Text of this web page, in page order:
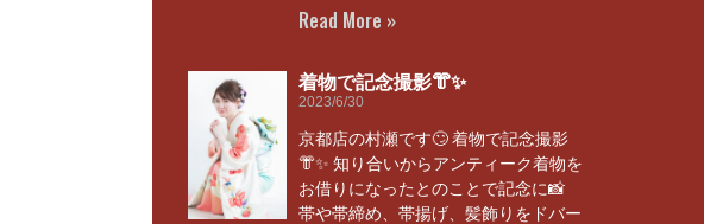
Read More »
着物で記念撮影👘✨
2023/6/30
京都店の村瀬です🙄 着物で記念撮影
👘✨ 知り合いからアンティーク着物を
お借りになったとのことで記念に📸
帯や帯締め、帯揚げ、髪飾りをドバー